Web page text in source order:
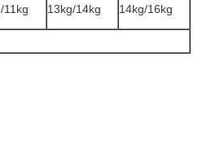
11kg 13kg/14kg 14kg/16kg